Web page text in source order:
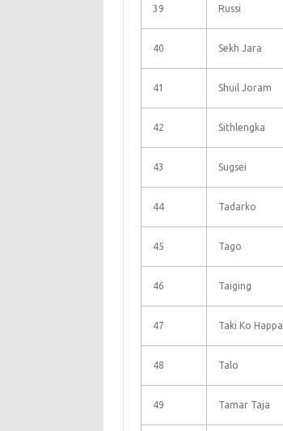
39 Russi
40 Sekh Jara
41 Shuil Joram
42 Sithlengka
43 Sugsei
44 Tadarko
45 Tago
46 Taiging
47 Taki Ko Happa
48 Talo
49 Tamar Taja